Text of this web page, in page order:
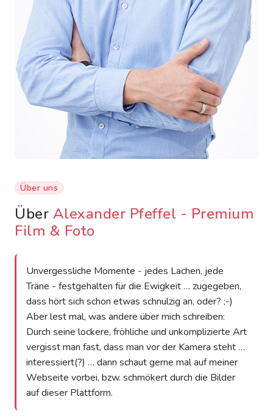
Über uns
Über Alexander Pfeffel - Premium
Film & Foto
Unvergessliche Momente - jedes Lachen, jede
Träne - festgehalten für die Ewigkeit … zugegeben,
dass hört sich schon etwas schnulzig an, oder? ;-)
Aber lest mal, was andere über mich schreiben:
Durch seine lockere, fröhliche und unkomplizierte Art
vergisst man fast, dass man vor der Kamera steht …
interessiert(?) … dann schaut gerne mal auf meiner
Webseite vorbei, bzw. schmökert durch die Bilder
auf dieser Plattform.